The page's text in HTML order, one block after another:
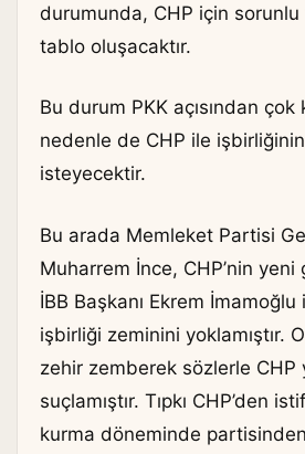
durumunda, CHP için
tablo oluşacaktır.
Bu durum PKK açısından
nedenle de CHP ile işbirliğinin
isteyecektir.
Bu arada Memleket Partisi
Muharrem İnce, CHP’nin yeni
İBB Başkanı Ekrem
işbirliği zeminini yoklamıştır.
zehir zemberek sözlerle CHP
suçlamıştır. Tıpkı CHP’den
kurma döneminde partisinden